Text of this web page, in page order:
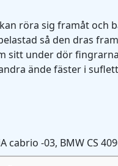
röra sig framåt och
så den dras
sitt under dör
ände fäster i
cabrio -03, BMW CS